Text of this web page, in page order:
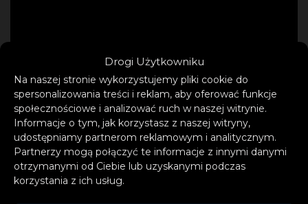
Drogi Użytkowniku
Na naszej stronie wykorzystujemy pliki cookie do
spersonalizowania treści i reklam, aby oferować funkcje
społecznościowe i analizować ruch w naszej witrynie.
Informacje o tym, jak korzystasz z naszej witryny,
udostępniamy partnerom reklamowym i analitycznym.
Partnerzy mogą połączyć te informacje z innymi danymi
otrzymanymi od Ciebie lub uzyskanymi podczas
korzystania z ich usług.
Młody artysta z Krosna podbija polską scenę